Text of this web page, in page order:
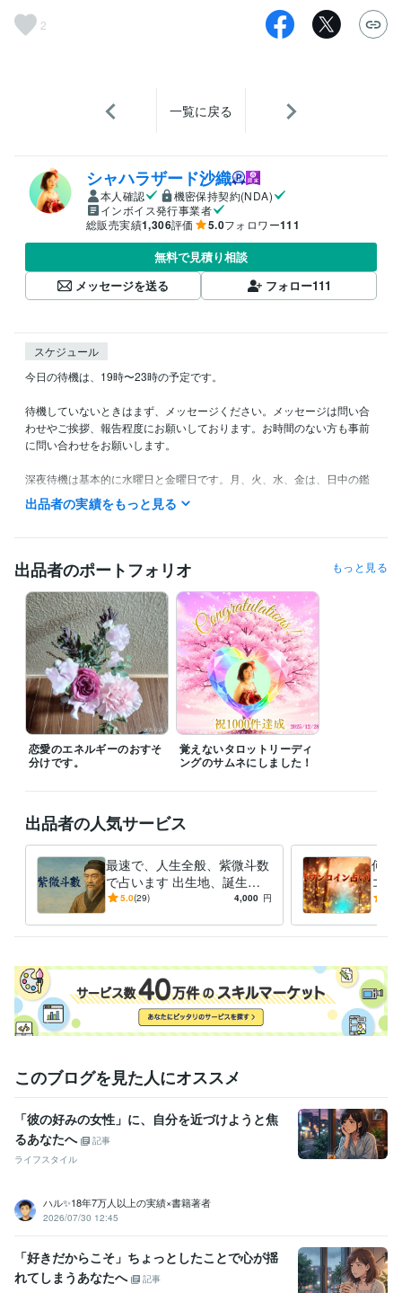
2
一覧に戻る
シャハラザード沙織
本人確認
機密保持契約(NDA)
インボイス発行事業者
総販売実績1,306評価 5.0フォロワー111
無料で見積り相談
メッセージを送る
フォロー111
スケジュール
今日の待機は、19時〜23時の予定です。
待機していないときはまず、メッセージください。メッセージは問い合
わせやご挨拶、報告程度にお願いしております。お時間のない方も事前
に問い合わせをお願いします。
深夜待機は基本的に水曜日と金曜日です。月、火、水、金は、日中の鑑
定は出来ません。御了承ください。
ご了承ください。
※予約の方は、翌日を含め、第三希望まで、お願いします。待機時間内で
の予約をお願いしております。
職歴
とある自治体 2010年3月 ~ 2024年11月
受賞歴
ココナラ　プラチナランクイン ココナラ販売数100件 ココナラ販売
数300件 ココナラ販売数500件 ココナラ　認定占い師 ココナラ販売
数800件 ココナラ販売件数1000件
介護福祉士 取得年 : 2005年
ケアマネジャー（介護支援専門員）
精神保健福祉士 取得年 : 2008年
保育士 取得年 : 2010年
社会福祉士 取得年 : 2011年
メンタルヘルスマネジメント検定 取得年 : 2017年
得意分野
占い 霊感タロット、オラクルカードなどの占い 現実的な相談、カウ
愛知学院大学 1990年3月 ~ 1994年2月
出品者の実績をもっと見る
出品者のポートフォリオ もっと見る
恋愛のエネルギーのおすそ
分けです。
覚えないタロットリーディ
ングのサムネにしました！
出品者の人気サービス
最速で、人生全般、紫微斗数
で占います 出生地、誕生
日、出生時間がわかる方、人
5.0(29) 4,000 円
何で
コイ
問だ
このブログを見た人にオススメ
「彼の好みの女性」に、自分を近づけようと焦
るあなたへ
記事
ライフスタイル
ハル✨18年7万人以上の実績×書籍著者
2026/07/30 12:45
「好きだからこそ」ちょっとしたことで心が揺
れてしまうあなたへ
記事